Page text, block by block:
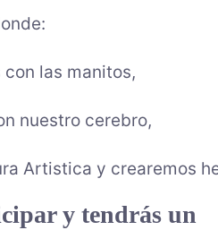
las manitos,
nuestro cerebro,
Artistica y crearemos
y tendrás un